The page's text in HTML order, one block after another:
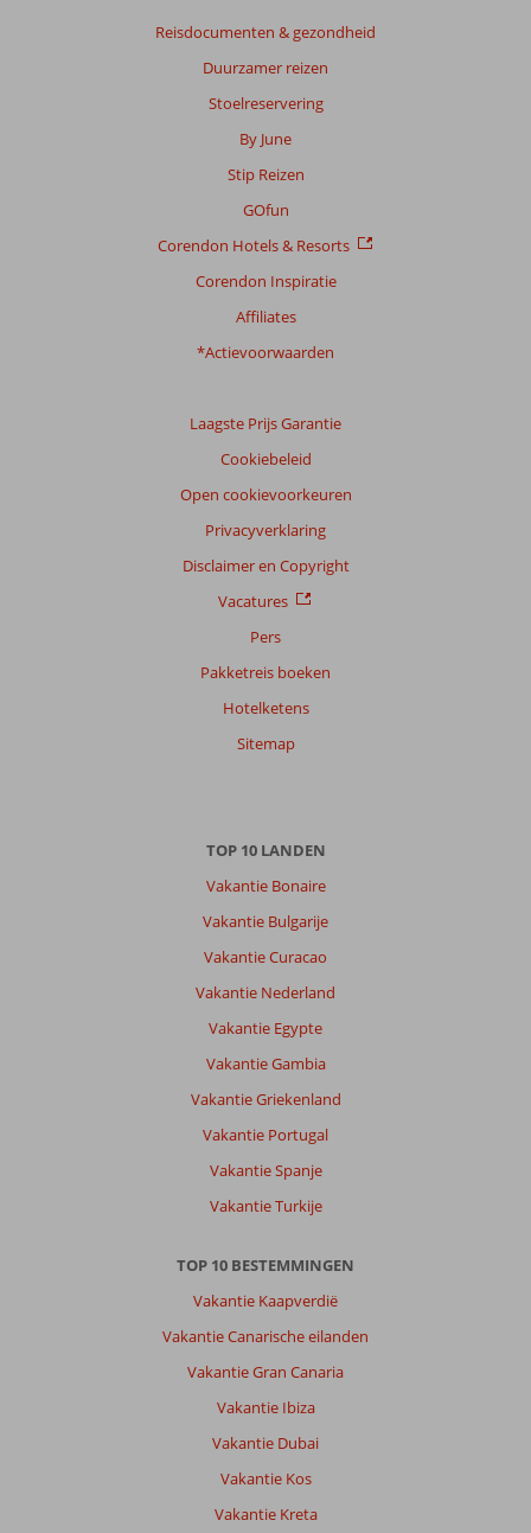
Reisdocumenten & gezondheid
Duurzamer reizen
Stoelreservering
By June
Stip Reizen
GOfun
Corendon Hotels & Resorts
Corendon Inspiratie
Affiliates
*Actievoorwaarden
Laagste Prijs Garantie
Cookiebeleid
Open cookievoorkeuren
Privacyverklaring
Disclaimer en Copyright
Vacatures
Pers
Pakketreis boeken
Hotelketens
Sitemap
TOP 10 LANDEN
Vakantie Bonaire
Vakantie Bulgarije
Vakantie Curacao
Vakantie Nederland
Vakantie Egypte
Vakantie Gambia
Vakantie Griekenland
Vakantie Portugal
Vakantie Spanje
Vakantie Turkije
TOP 10 BESTEMMINGEN
Vakantie Kaapverdië
Vakantie Canarische eilanden
Vakantie Gran Canaria
Vakantie Ibiza
Vakantie Dubai
Vakantie Kos
Vakantie Kreta